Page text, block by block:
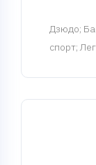
Дзюдо;
спорт;